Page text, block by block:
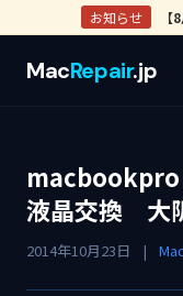
お知らせ
MacRepair.jp
macbookpro
液晶交換 大
2014年10月23日 |